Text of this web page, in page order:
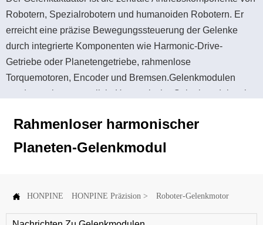
Robotern, Spezialrobotern und humanoiden Robotern. Er
erreicht eine präzise Bewegungssteuerung der Gelenke
durch integrierte Komponenten wie Harmonic-Drive-
Getriebe oder Planetengetriebe, rahmenlose
Torquemotoren, Encoder und Bremsen.Gelenkmodulen
werden weiter unterteilt in:Harmonische Gelenkmodule mit
integrierten Antrieben,Drehaktuatoren mit externen
Antrieben.Um Kunden zu unterstützen, die
Gelenkmodule auch eingesetzt
Rahmenloser harmonischer
Planeten-Gelenkmodul
 HONPINE HONPINE Präzision > Roboter-Gelenkmotor